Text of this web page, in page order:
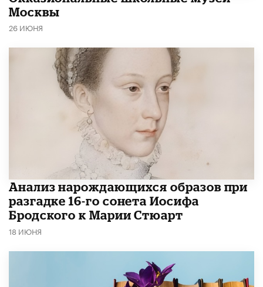
Москвы
26 ИЮНЯ
Анализ нарождающихся образов при
разгадке 16-го сонета Иосифа
Бродского к Марии Стюарт
18 ИЮНЯ